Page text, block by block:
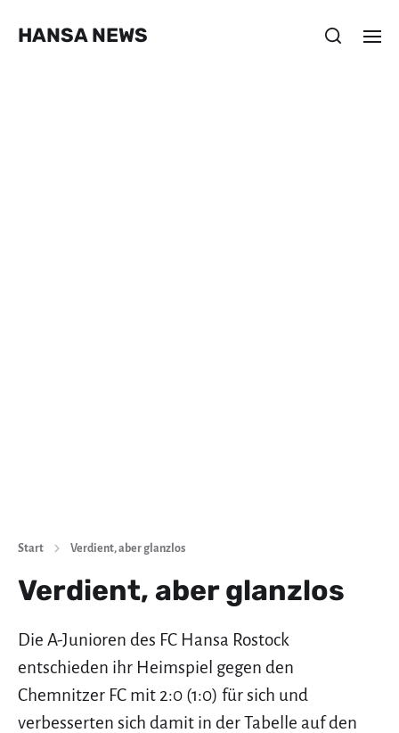
HANSA NEWS
Start Verdient, aber glanzlos
Verdient, aber glanzlos
Die A-Junioren des FC Hansa Rostock
entschieden ihr Heimspiel gegen den
Chemnitzer FC mit 2:0 (1:0) für sich und
verbesserten sich damit in der Tabelle auf den